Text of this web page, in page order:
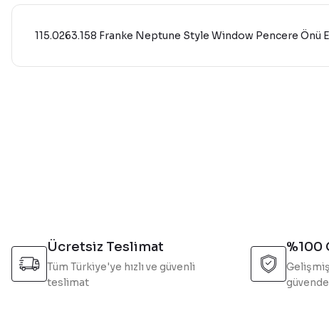
115.0263.158 Franke Neptune Style Window Pencere
Bu ürüne benzer farklı alternatifler olmalı.
Ücretsiz Teslimat
Tüm Türkiye'ye hızlı ve güvenli
teslimat
%100